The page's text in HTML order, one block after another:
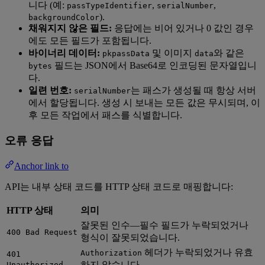
니다 (예: passTypeIdentifier, serialNumber,
backgroundColor).
채워지지 않은 필드: 응답에는 비어 있거나 0 값인 경우
에도 모든 필드가 포함됩니다.
바이너리 데이터: pkpassData 및 이미지 data와 같은
bytes 필드는 JSON에서 Base64로 인코딩된 문자열입니
다.
일련 번호: serialNumber는 패스가 생성될 때 항상 서버
에서 할당됩니다. 생성 시 보내는 모든 값은 무시되며, 이
후 모든 작업에서 패스를 식별합니다.
오류 응답
Anchor link to
API는 내부 상태 코드를 HTTP 상태 코드로 매핑합니다:
HTTP 상태 의미
400 Bad Request
잘못된 인수—필수 필드가 누락되었거나
형식이 잘못되었습니다.
401
Authorization 헤더가 누락되었거나 유효